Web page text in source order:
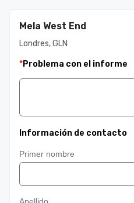
Mela West End
Londres, GLN
*Problema con el informe
Información de contacto
Primer nombre